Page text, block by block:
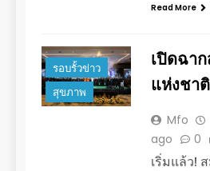
Read More
รอบรั้วข่าว
สุขภาพ
เปิดฉา
แห่งชาติ
Mfo
ago
0
เริ่มแล้ว!